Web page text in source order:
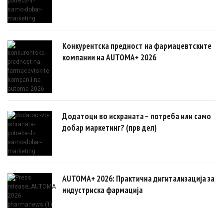
Конкурентска предност на фармацевтските
компании на AUTOMA+ 2026
Додатоци во исхраната – потреба или само
добар маркетинг? (прв дел)
AUTOMA+ 2026: Практична дигитализација за
индустриска фармација